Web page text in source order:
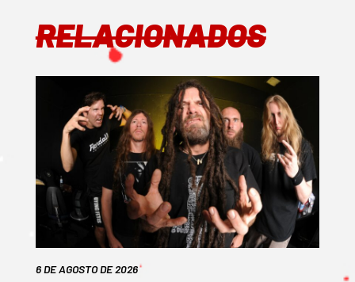
RELACIONADOS
6 DE AGOSTO DE 2026